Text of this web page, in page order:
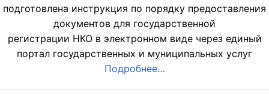
подготовлена инструкция по порядку предоставления
документов для государственной
регистрации НКО в электронном виде через единый
портал государственных и муниципальных услуг
Подробнее…